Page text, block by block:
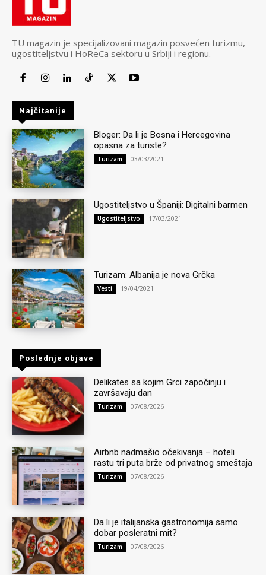
TU magazin je specijalizovani magazin posvećen turizmu,
ugostiteljstvu i HoReCa sektoru u Srbiji i regionu.
Najčitanije
Bloger: Da li je Bosna i Hercegovina
opasna za turiste?
Turizam 03/03/2021
Ugostiteljstvo u Španiji: Digitalni barmen
Ugostiteljstvo 17/03/2021
Turizam: Albanija je nova Grčka
Vesti 19/04/2021
Poslednje objave
Delikates sa kojim Grci započinju i
završavaju dan
Turizam 07/08/2026
Airbnb nadmašio očekivanja – hoteli
rastu tri puta brže od privatnog smeštaja
Turizam 07/08/2026
Da li je italijanska gastronomija samo
dobar posleratni mit?
Turizam 07/08/2026